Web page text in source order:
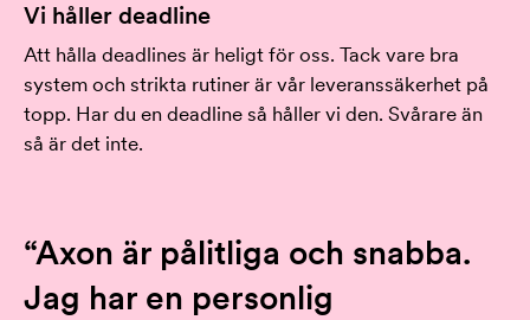
Vi håller deadline
Att hålla deadlines är heligt för oss. Tack vare bra
system och strikta rutiner är vår leveranssäkerhet på
topp. Har du en deadline så håller vi den. Svårare än
så är det inte.
“Axon är pålitliga och snabba.
Jag har en personlig